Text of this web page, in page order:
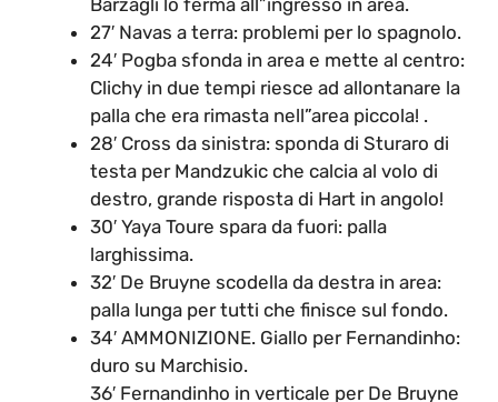
27′ Navas a terra: problemi per lo spagnolo.
24′ Pogba sfonda in area e mette al centro:
Clichy in due tempi riesce ad allontanare la
palla che era rimasta nell”area piccola! .
28′ Cross da sinistra: sponda di Sturaro di
testa per Mandzukic che calcia al volo di
destro, grande risposta di Hart in angolo!
30′ Yaya Toure spara da fuori: palla
larghissima.
32′ De Bruyne scodella da destra in area:
palla lunga per tutti che finisce sul fondo.
34′ AMMONIZIONE. Giallo per Fernandinho:
duro su Marchisio.
36′ Fernandinho in verticale per De Bruyne